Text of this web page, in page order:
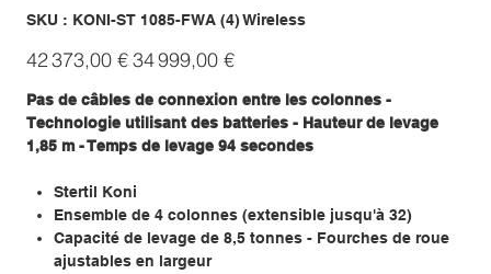
SKU : SKU
KONI-
1085-
FWA
KONI-ST 1085-FWA (4) Wireless
Prix
d’origine
42 373,00 € Prix
promotionnel
34 999,00 €
Pas de câbles de connexion entre les colonnes -
Technologie utilisant des batteries - Hauteur de levage
1,85 m - Temps de levage 94 secondes
Stertil Koni
Ensemble de 4 colonnes (extensible jusqu'à 32)
Capacité de levage de 8,5 tonnes - Fourches de roue
ajustables en largeur